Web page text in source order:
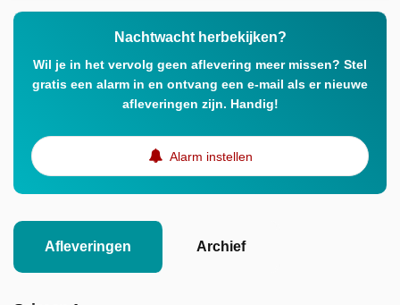
Nachtwacht herbekijken?
Wil je in het vervolg geen aflevering meer missen? Stel
gratis een alarm in en ontvang een e-mail als er nieuwe
afleveringen zijn. Handig!
Alarm instellen
Afleveringen Archief